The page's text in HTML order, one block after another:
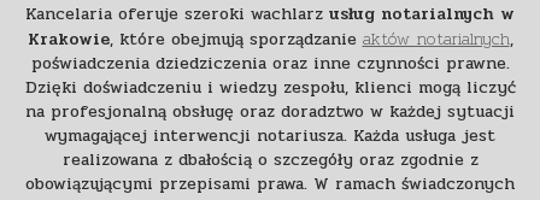
Kancelaria oferuje szeroki wachlarz usług notarialnych w
Krakowie, które obejmują sporządzanie aktów notarialnych,
poświadczenia dziedziczenia oraz inne czynności prawne.
Dzięki doświadczeniu i wiedzy zespołu, klienci mogą liczyć
na profesjonalną obsługę oraz doradztwo w każdej sytuacji
wymagającej interwencji notariusza. Każda usługa jest
realizowana z dbałością o szczegóły oraz zgodnie z
obowiązującymi przepisami prawa. W ramach świadczonych